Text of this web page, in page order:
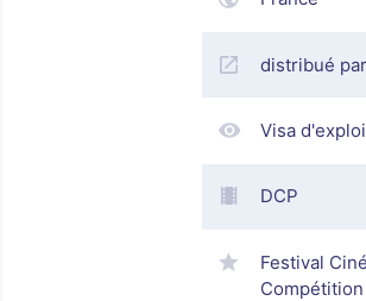
distribué
Visa
DCP
Festival